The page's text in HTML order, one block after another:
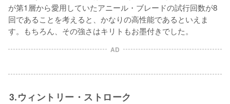
が第1層から愛用していたアニール・ブレードの試行回数が8
回であることを考えると、かなりの高性能であるといえま
す。もちろん、その強さはキリトもお墨付きでした。
AD
3.ウィントリー・ストローク